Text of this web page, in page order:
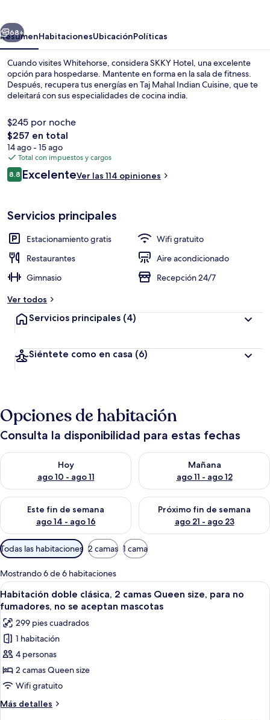
Siguiente
68+
ResumenHabitacionesUbicaciónPolíticas
Cuando visites Whitehorse, considera SKKY Hotel, una excelente
opción para hospedarse. Mantente en forma en la sala de fitness.
Después, recupera tus energías en Taj Mahal Indian Cuisine, que te
deleitará con sus especialidades de cocina india.
$245 por noche
El
precio
total
es
de
$257 en total
14 ago - 15 ago
Total con impuestos y cargos
Opiniones
8.88.8 de 10,
ExcelenteVer las 114 opiniones
Servicios principales
Estacionamiento gratis
Wifi gratuito
Restaurantes
Aire acondicionado
Gimnasio
Recepción 24/7
Ver todos
Servicios principales (4)
Siéntete como en casa (6)
Opciones de habitación
Consulta la disponibilidad para estas fechas
Hoy
ago 10 - ago 11
Consulta la disponibilidad para hoy ago 10 - ago 11
Mañana
ago 11 - ago 12
Consulta la disponibilidad
Este fin de semana
ago 14 - ago 16
Consulta la disponibilidad para este fin de semana ago 14 -
Próximo fin de semana
ago 21 - ago 23
Consulta la disponibilidad
Filtros
disponibles
para
las
habitaciones
Todas las habitaciones 2 camas 1 cama
Mostrando 6 de 6 habitaciones
Abrir
todas
las
fotos
de
Habitación
doble
clásica,
2
camas
Dos camas dobles con cabeceras,
8
Habitación doble clásica, 2 camas Queen size, para no
fumadores, no se aceptan mascotas
299 pies cuadrados
1 habitación
4 personas
2 camas Queen size
Wifi gratuito
Más detalles
Más